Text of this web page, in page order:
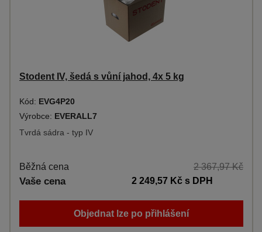
Stodent IV, šedá s vůní jahod, 4x 5 kg
Kód: EVG4P20
Výrobce: EVERALL7
Tvrdá sádra - typ IV
Běžná cena 2 367,97 Kč
Vaše cena 2 249,57 Kčs DPH
Objednat lze po přihlášení